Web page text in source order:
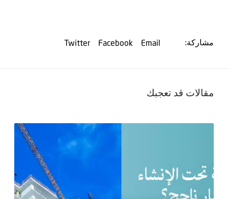
مشاركة: Email
Facebook
Twitter
مقالات قد تعجبك